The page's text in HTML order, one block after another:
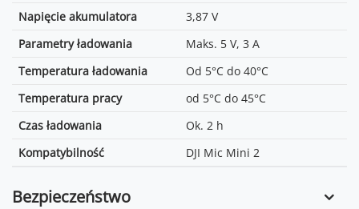
Napięcie akumulatora
3,87 V
Parametry ładowania
Maks. 5 V, 3 A
Temperatura ładowania
Od 5°C do 40°C
Temperatura pracy
od 5°C do 45°C
Czas ładowania
Ok. 2 h
Kompatybilność
DJI Mic Mini 2
Bezpieczeństwo